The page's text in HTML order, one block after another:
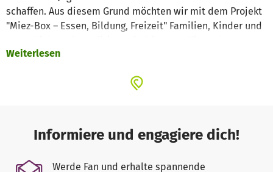
schaffen. Aus diesem Grund möchten wir mit dem Projekt
"Miez-Box – Essen, Bildung, Freizeit" Familien, Kinder und
respektvoll unterstützen.
Von Armut betroffene/bedrohte Kinder und Jugendliche
mit Gleichaltrigen im Jugendzentrum nicht zu kurz
kommen.
Weiterlesen
Informiere und engagiere dich!
Werde Fan und erhalte spannende